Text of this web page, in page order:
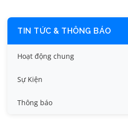
TIN TỨC & THÔNG BÁO
Hoạt động chung
Tin công tác sinh viên
Tin đào tạo
Sự Kiện
Thông báo